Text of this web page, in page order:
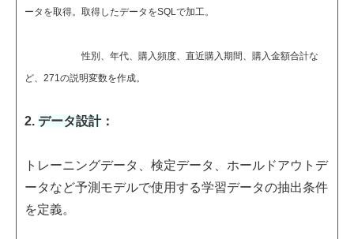
ータを取得。取得したデータをSQLで加工。
性別、年代、購入頻度、直近購入期間、購入金額合計な
ど、271の説明変数を作成。
2. データ設計：
トレーニングデータ、検定データ、ホールドアウトデ
ータなど予測モデルで使用する学習データの抽出条件
を定義。